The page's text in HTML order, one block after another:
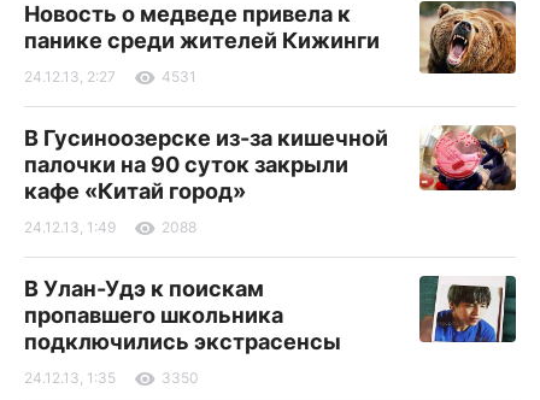
Новость о медведе привела к
панике среди жителей Кижинги
24.12.13, 2:27 4531
В Гусиноозерске из-за кишечной
палочки на 90 суток закрыли
кафе «Китай город»
24.12.13, 1:49 2088
В Улан-Удэ к поискам
пропавшего школьника
подключились экстрасенсы
24.12.13, 1:35 3350